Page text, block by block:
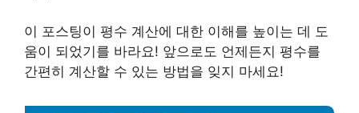
이 포스팅이 평수 계산에 대한 이해를 높이는 데 도
움이 되었기를 바라요! 앞으로도 언제든지 평수를
간편히 계산할 수 있는 방법을 잊지 마세요!